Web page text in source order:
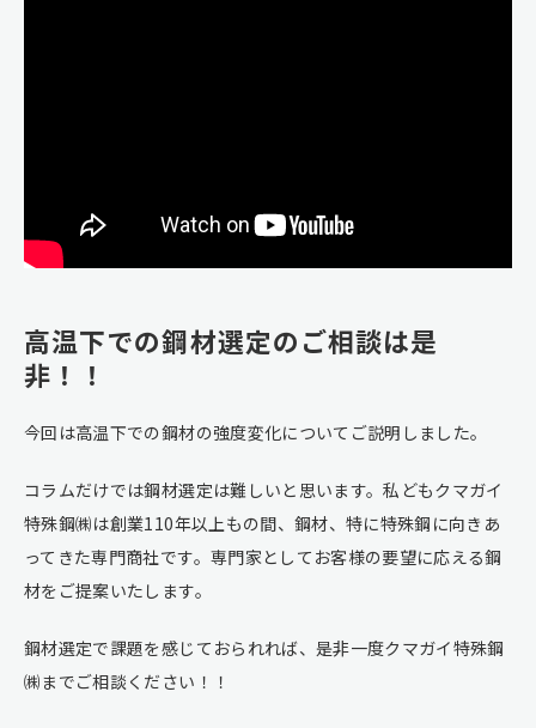
高温下での鋼材選定のご相談は是
非！！
今回は高温下での鋼材の強度変化についてご説明しました。
コラムだけでは鋼材選定は難しいと思います。私どもクマガイ
特殊鋼㈱は創業110年以上もの間、鋼材、特に特殊鋼に向きあ
ってきた専門商社です。専門家としてお客様の要望に応える鋼
材をご提案いたします。
鋼材選定で課題を感じておられれば、是非一度クマガイ特殊鋼
㈱までご相談ください！！